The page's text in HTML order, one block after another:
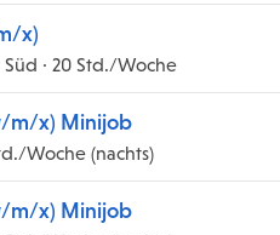
x)
· 20 Std./Woche
m/x) Minijob
Woche (nachts)
m/x) Minijob